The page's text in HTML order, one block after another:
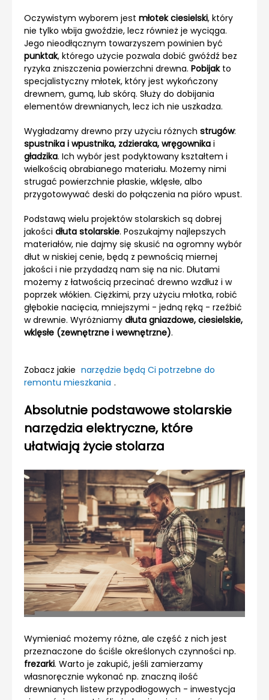
Oczywistym wyborem jest młotek ciesielski, który
nie tylko wbija gwoździe, lecz również je wyciąga.
Jego nieodłącznym towarzyszem powinien być
punktak, którego użycie pozwala dobić gwóźdź bez
ryzyka zniszczenia powierzchni drewna. Pobijak to
specjalistyczny młotek, który jest wykończony
drewnem, gumą, lub skórą. Służy do dobijania
elementów drewnianych, lecz ich nie uszkadza.
Wygładzamy drewno przy użyciu różnych strugów:
spustnika i wpustnika, zdzieraka, wręgownika i
gładzika. Ich wybór jest podyktowany kształtem i
wielkością obrabianego materiału. Możemy nimi
strugać powierzchnie płaskie, wklęsłe, albo
przygotowywać deski do połączenia na pióro wpust.
Podstawą wielu projektów stolarskich są dobrej
jakości dłuta stolarskie. Poszukajmy najlepszych
materiałów, nie dajmy się skusić na ogromny wybór
dłut w niskiej cenie, będą z pewnością miernej
jakości i nie przydadzą nam się na nic. Dłutami
możemy z łatwością przecinać drewno wzdłuż i w
poprzek włókien. Ciężkimi, przy użyciu młotka, robić
głębokie nacięcia, mniejszymi - jedną ręką - rzeźbić
w drewnie. Wyróżniamy dłuta gniazdowe, ciesielskie,
wklęsłe (zewnętrzne i wewnętrzne).
Zobacz jakie narzędzie będą Ci potrzebne do
remontu mieszkania .
Absolutnie podstawowe stolarskie
narzędzia elektryczne, które
ułatwiają życie stolarza
Wymieniać możemy różne, ale część z nich jest
przeznaczone do ściśle określonych czynności np.
frezarki. Warto je zakupić, jeśli zamierzamy
własnoręcznie wykonać np. znaczną ilość
drewnianych listew przypodłogowych - inwestycja